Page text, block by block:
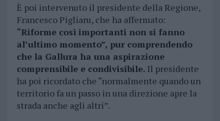
È poi intervenuto il presidente della Regione,
Francesco Pigliaru, che ha affermato:
“Riforme così importanti non si fanno
al’ultimo momento”, pur comprendendo
che la Gallura ha una aspirazione
comprensibile e condivisibile. Il presidente
ha poi ricordato che “normalmente quando un
territorio fa un passo in una direzione apre la
strada anche agli altri”.